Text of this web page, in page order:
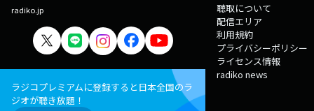
radiko.jp
ラジコプレミアムに登録すると日本全国のラ
ジオが聴き放題！
聴取について
配信エリア
利用規約
プライバシーポリシー
ライセンス情報
radiko news